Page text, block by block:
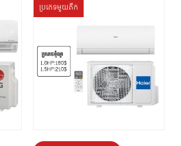
ប្រភេទមួយតឹក